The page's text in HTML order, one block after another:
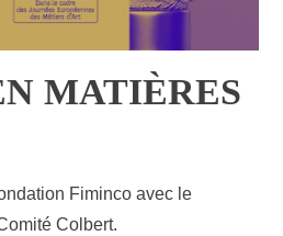
MATIÈRES
Fiminco avec le
Colbert.